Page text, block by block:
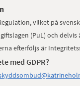
vilket på
(PuL) och delvis
efterföljs är
med GDPR?